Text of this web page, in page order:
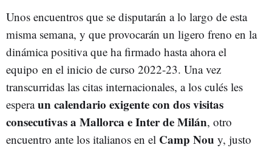
Unos encuentros que se disputarán a lo largo de esta
misma semana, y que provocarán un ligero freno en la
dinámica positiva que ha firmado hasta ahora el
equipo en el inicio de curso 2022-23. Una vez
transcurridas las citas internacionales, a los culés les
esperaun calendario exigente con dos visitas
consecutivas a Mallorca e Inter de Milán, otro
encuentro ante los italianos en el Camp Nou y, justo